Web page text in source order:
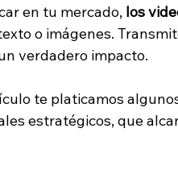
en tu mercado, los
o imágenes.
verdadero impacto.
te platicamos
estratégicos, que